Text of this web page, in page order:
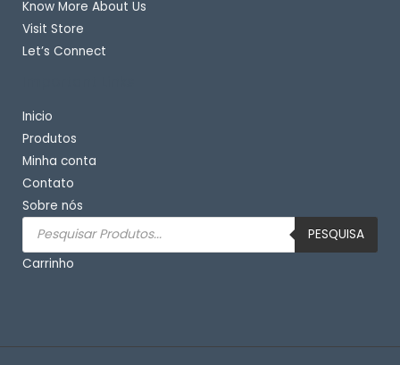
Know More About Us
Visit Store
Let’s Connect
Inicio
Produtos
Minha conta
Contato
Sobre nós
Pesquisar
produtos
PESQUISA
Carrinho